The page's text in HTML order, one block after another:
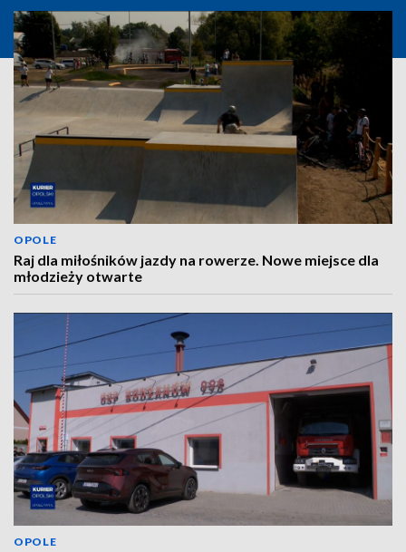
OPOLE
Raj dla miłośników jazdy na rowerze. Nowe miejsce dla
młodzieży otwarte
OPOLE